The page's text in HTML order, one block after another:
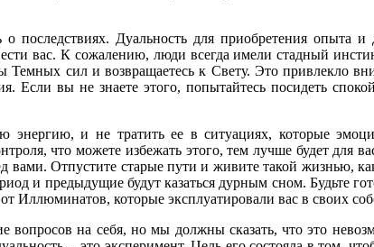
последствиях. Дуальность для приобретения
вас. К сожалению, люди всегда имели стадный
сил и возвращаетесь к Свету. Это привлекло
вы не знаете этого, попытайтесь посидеть
энергию, и не тратить ее в ситуациях, которые
что можете избежать этого, тем лучше будет для
вами. Отпустите старые пути и живите такой жизнью,
и предыдущие будут казаться дурным сном. Будьте
Иллюминатов, которые эксплуатировали вас в своих
на себя, но мы должны сказать, что это